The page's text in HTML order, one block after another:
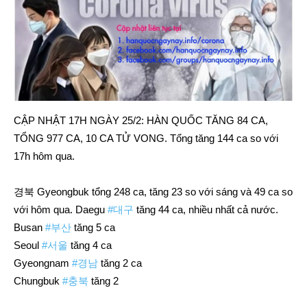
CẬP NHẬT 17H NGÀY 25/2: HÀN QUỐC TĂNG 84 CA,
TỔNG 977 CA, 10 CA TỬ VONG. Tổng tăng 144 ca so với
17h hôm qua.
경북 Gyeongbuk tổng 248 ca, tăng 23 so với sáng và 49 ca so
với hôm qua. Daegu #대구 tăng 44 ca, nhiều nhất cả nước.
Busan #부산 tăng 5 ca
Seoul #서울 tăng 4 ca
Gyeongnam #경남 tăng 2 ca
Chungbuk #충북 tăng 2